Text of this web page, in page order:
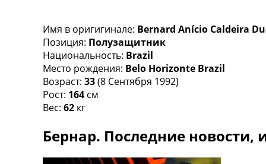
Таблицы групп Чемпионата Мира
Украина. Премьер-Лига
Украина. Первая Лига
Лига Чемпионов. Таблицы групп
Англия. Премьер-Лига
Испания. Ла Лига
Рейтинг стран УЕФА
Рейтинг клубов УЕФА
Рейтинг ФИФА
Имя в оригигинале: Bernard Anício Caldeira
Позиция: Полузащитник
Национальность: Brazil
Место рождения: Belo Horizonte Brazil
Возраст: 33(8 Сентября 1992)
Рост: 164 см
Вес: 62 кг
Бернар. Последние новости,